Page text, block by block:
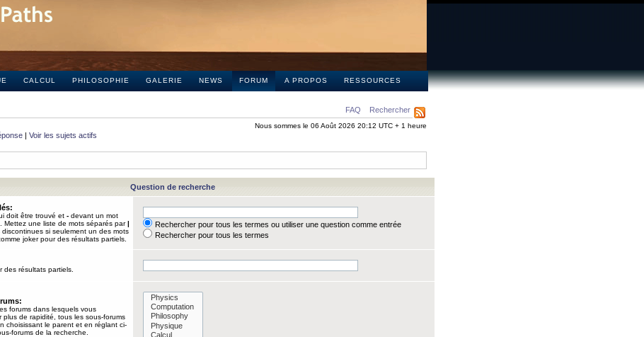
CALCUL PHILOSOPHIE GALERIE NEWS FORUM A PROPOS RESSOURCES
FAQ Rechercher
Nous sommes le 06 Août 2026 20:12 UTC + 1 heure
| Voir les sujets actifs
Question de recherche
doit être trouvé et - devant un mot
Mettez une liste de mots séparés par|
si seulement un des mots
joker pour des résultats partiels.
Rechercher pour tous les termes ou utiliser une question comme entrée
Rechercher pour tous les termes
des résultats partiels.
forums dans lesquels vous
plus de rapidité, tous les sous-forums
choisissant le parent et en réglant ci-
forums de la recherche.